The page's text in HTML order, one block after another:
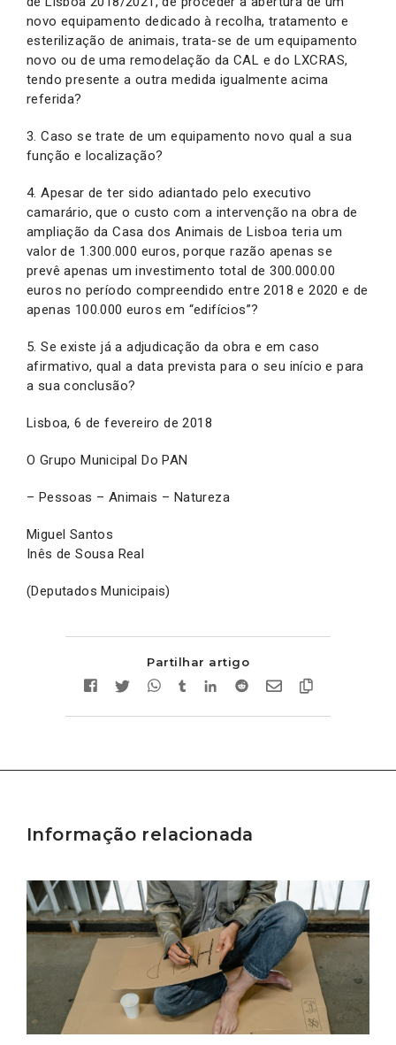
novo equipamento dedicado à recolha, tratamento e
esterilização de animais, trata-se de um equipamento
novo ou de uma remodelação da CAL e do LXCRAS,
tendo presente a outra medida igualmente acima
referida?
3. Caso se trate de um equipamento novo qual a sua
função e localização?
4. Apesar de ter sido adiantado pelo executivo
camarário, que o custo com a intervenção na obra de
ampliação da Casa dos Animais de Lisboa teria um
valor de 1.300.000 euros, porque razão apenas se
prevê apenas um investimento total de 300.000.00
euros no período compreendido entre 2018 e 2020 e de
apenas 100.000 euros em “edifícios”?
5. Se existe já a adjudicação da obra e em caso
afirmativo, qual a data prevista para o seu início e para
a sua conclusão?
Lisboa, 6 de fevereiro de 2018
O Grupo Municipal Do PAN
– Pessoas – Animais – Natureza
Miguel Santos
Inês de Sousa Real
(Deputados Municipais)
Partilhar artigo
Informação relacionada